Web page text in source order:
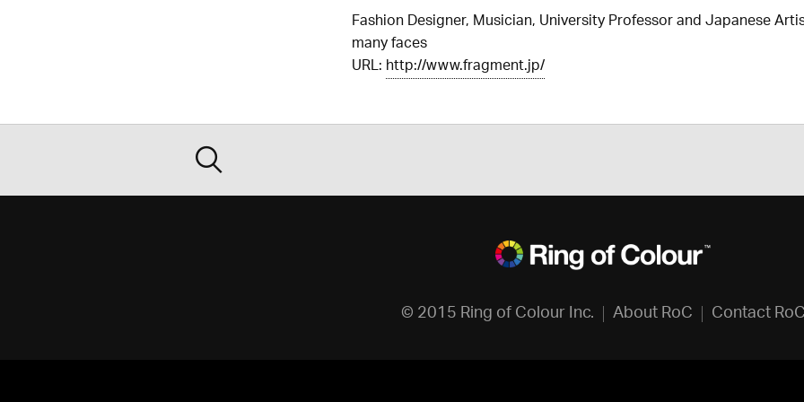
Fashion Designer, Musician, University Professor and Japanese
many faces
URL:http://www.fragment.jp/
© 2015 Ring of Colour Inc. About RoC Contact RoC